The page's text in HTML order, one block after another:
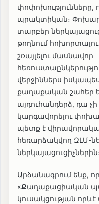
փոփոխությունները,
պրակտիկան։
տարբեր
թողնում
շռայլելու մասնավոր
վերջիններս
քաղաքական շահեր
այդուհանդերձ, դա
կարգավորելու
պետք է
հեռարձակվող ԶԼՄ-
Արձանագրում ենք,
«Քաղաքացիական
կուսակցության